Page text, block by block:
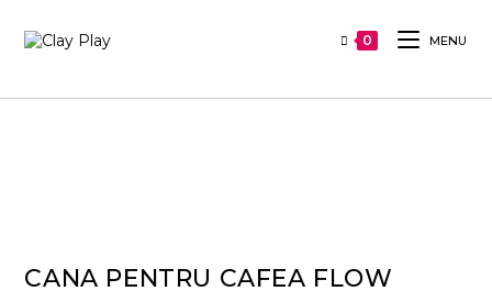
0 MENU
CANA PENTRU CAFEA FLOW